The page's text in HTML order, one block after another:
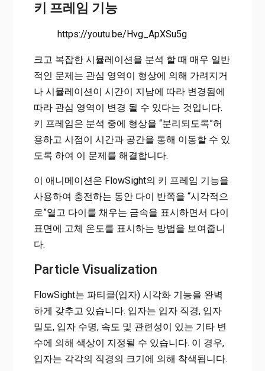
키 프레임 기능
https://youtu.be/Hvg_ApXSu5g
크고 복잡한 시뮬레이션을 분석 할 때 매우 일반
적인 문제는 관심 영역이 형상에 의해 가려지거
나 시뮬레이션이 시간이 지남에 따라 변경됨에
따라 관심 영역이 변경 될 수 있다는 것입니다.
키 프레임은 분석 중에 형상을 “분리되도록”허
용하고 시점이 시간과 공간을 통해 이동할 수 있
도록 하여 이 문제를 해결합니다.
이 애니메이션은 FlowSight의 키 프레임 기능을
사용하여 충전하는 동안 다이 반쪽을 “시각적으
로”열고 다이를 채우는 금속을 표시하면서 다이
표면에 고체 온도를 표시하는 방법을 보여줍니
다.
Particle Visualization
FlowSight는 파티클(입자) 시각화 기능을 완벽
하게 갖추고 있습니다. 입자는 입자 직경, 입자
밀도, 입자 수명, 속도 및 관련성이 있는 기타 변
수에 의해 색상이 지정될 수 있습니다. 이 경우,
입자는 각각의 직경의 크기에 의해 착색됩니다.